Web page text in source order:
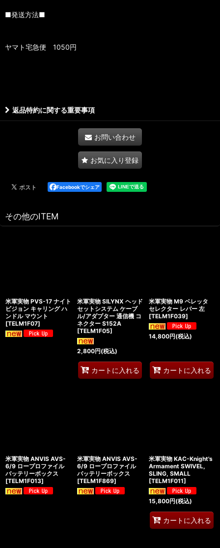
■発送方法■
ヤマト宅急便 1050円
返品特約に関する重要事項
お問い合わせ
お気に入り登録
Facebookでシェア
その他のITEM
米軍実物 PVS-17 ナイト
ビジョン キャリング ハ
ンドル マウント
[TELM1F07]
米軍実物 SILYNX ヘッド
セットシステム ケーブ
ル/アダプター 通信機 コ
ネクター S152A
[TELM1F05]
2,800円(税込)
カートに入れる
米軍実物 M9 ベレッタ
セレクター レバー 左
[TELM1F039]
14,800円(税込)
カートに入れる
米軍実物 ANVIS AVS-
6/9 ロープロファイル
バッテリーボックス
[TELM1F013]
米軍実物 ANVIS AVS-
6/9 ロープロファイル
バッテリーボックス
[TELM1F869]
米軍実物 KAC-Knight's
Armament SWIVEL,
SLING, SMALL
[TELM1F011]
15,800円(税込)
カートに入れる